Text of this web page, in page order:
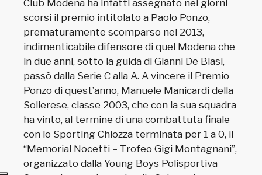
Club Modena ha infatti assegnato nei giorni
scorsi il premio intitolato a Paolo Ponzo,
prematuramente scomparso nel 2013,
indimenticabile difensore di quel Modena che
in due anni, sotto la guida di Gianni De Biasi,
passò dalla Serie C alla A. A vincere il Premio
Ponzo di quest’anno, Manuele Manicardi della
Solierese, classe 2003, che con la sua squadra
ha vinto, al termine di una combattuta finale
con lo Sporting Chiozza terminata per 1 a 0, il
“Memorial Nocetti – Trofeo Gigi Montagnani”,
organizzato dalla Young Boys Polisportiva